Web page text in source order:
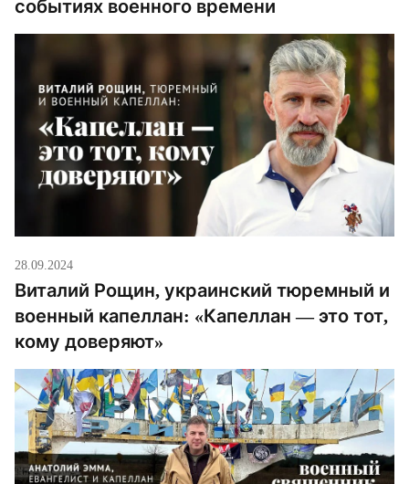
событиях военного времени
28.09.2024
Виталий Рощин, украинский тюремный и
военный капеллан: «Капеллан — это тот,
кому доверяют»